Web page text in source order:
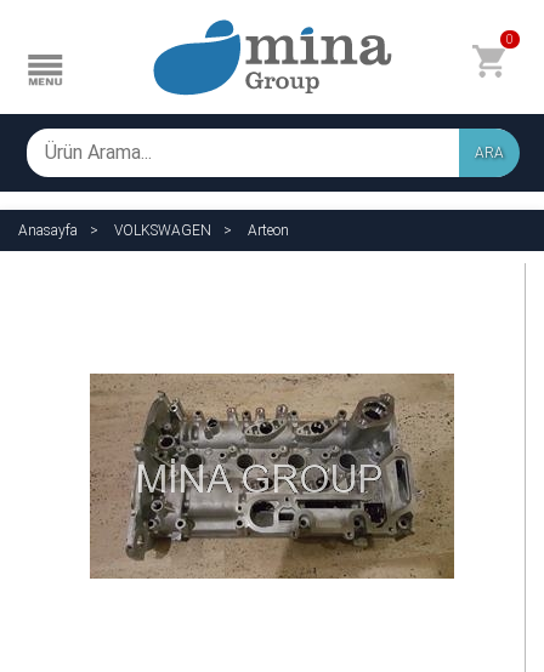
0
ARA
Anasayfa VOLKSWAGEN Arteon